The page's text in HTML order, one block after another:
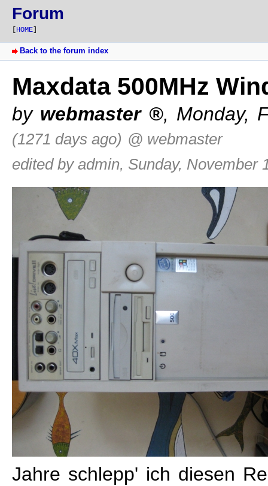
Forum
HOME
Back to the forum index
Maxdata 500MHz
by webmaster , Monday,
(1271 days ago) @ webmaster
edited by admin, Sunday, November
Jahre schlepp' ich diesen